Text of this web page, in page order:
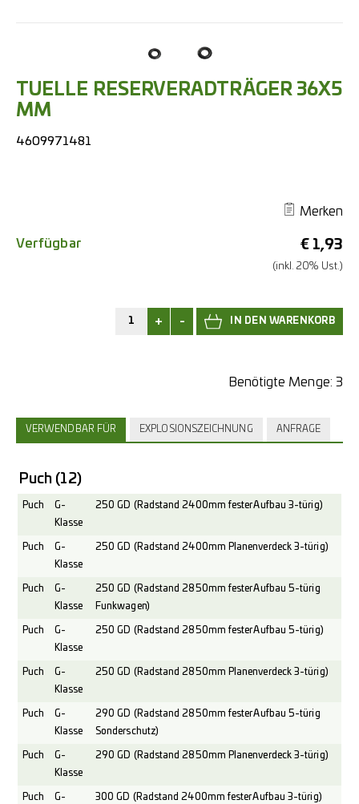
TUELLE RESERVERADTRÄGER 36X5
MM
4609971481
Merken
€ 1,93
(inkl. 20% Ust.)
Verfügbar
+ -
Benötigte Menge: 3
VERWENDBAR FÜR EXPLOSIONSZEICHNUNG ANFRAGE
Puch (12)
Puch
G-
Klasse
250 GD (Radstand 2400mm fester Aufbau 3-türig)
Puch
G-
Klasse
250 GD (Radstand 2400mm Planenverdeck 3-türig)
Puch
G-
Klasse
250 GD (Radstand 2850mm fester Aufbau 5-türig
Funkwagen)
Puch
G-
Klasse
250 GD (Radstand 2850mm fester Aufbau 5-türig)
Puch
G-
Klasse
250 GD (Radstand 2850mm Planenverdeck 3-türig)
Puch
G-
Klasse
290 GD (Radstand 2850mm fester Aufbau 5-türig
Sonderschutz)
Puch
G-
Klasse
290 GD (Radstand 2850mm Planenverdeck 3-türig)
Puch
G-
300 GD (Radstand 2400mm fester Aufbau 3-türig)